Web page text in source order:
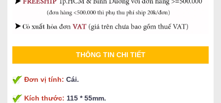
THÔNG TIN CHI TIẾT
Đơn vị tính: Cái.
Kích thước: 115 * 55mm.